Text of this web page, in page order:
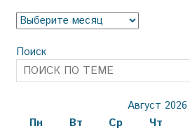
Архив
Поиск
Август 2026
Пн
Вт Ср Чт